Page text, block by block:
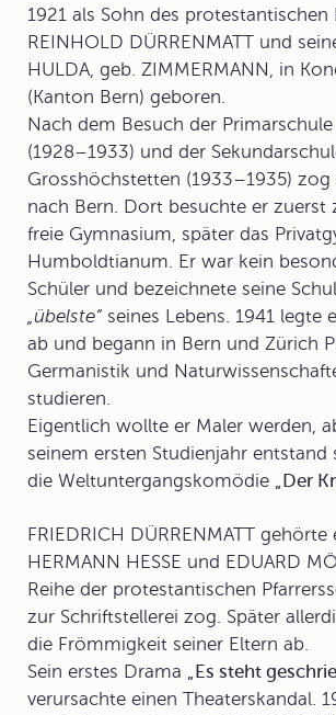
1921 als Sohn des protestantischen
REINHOLD DÜRRENMATT und
HULDA, geb. ZIMMERMANN, in
(Kanton Bern) geboren.
Nach dem Besuch der
(1928–1933) und der
Grosshöchstetten (1933–1935) zog
nach Bern. Dort besuchte er zuerst
freie Gymnasium, später das
Humboldtianum. Er war kein
Schüler und bezeichnete seine
„übelste“ seines Lebens. 1941 legte
ab und begann in Bern und Zürich
Germanistik und
studieren.
Eigentlich wollte er Maler werden,
seinem ersten Studienjahr entstand
die Weltuntergangskomödie „Der
FRIEDRICH DÜRRENMATT
HERMANN HESSE und EDUARD
Reihe der protestantischen
zur Schriftstellerei zog. Später
die Frömmigkeit seiner Eltern ab.
Sein erstes Drama „Es steht
verursachte einen Theaterskandal.